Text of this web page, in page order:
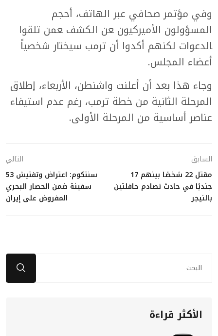
وفي مؤتمر صحافي ⁠عبر الهاتف، ‌أحجم
المسؤولون الأميركيون ‍عن الكشف ‍عمن تلقوا
‍الدعوات لكنهم أكدوا أن ترمب سيختار شخصياً
أعضاء المجلس.
وجاء ​هذا بعد أن أعلنت واشنطن، ⁠الأربعاء، إطلاق
المرحلة الثانية من خطة ترمب، رغم عدم استيفاء
عناصر أساسية من المرحلة الأولى.
السابق
مقتل 22 شخصًا بينهم 17
جنديًا في حادث تصادم حافلتين
بالنيجر
التالي
سنتكوم: اعتراض وتفتيش 53
سفينة ضمن الحصار البحري
المفروض على إيران
الأكثر قراءة